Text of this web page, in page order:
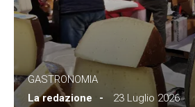
GASTRONOMIA
La redazione
23 Luglio 2026